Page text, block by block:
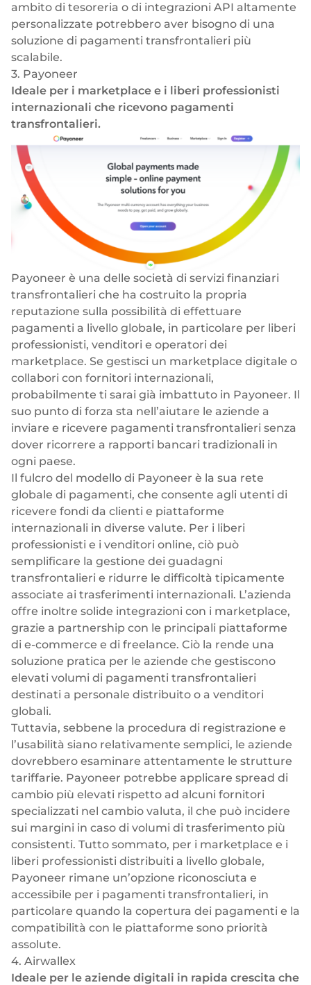
ambito di tesoreria o di integrazioni API altamente
personalizzate potrebbero aver bisogno di una
soluzione di pagamenti transfrontalieri più
scalabile.
3. Payoneer
Ideale per i marketplace e i liberi professionisti
internazionali che ricevono pagamenti
transfrontalieri.
Payoneer è una delle società di servizi finanziari
transfrontalieri che ha costruito la propria
reputazione sulla possibilità di effettuare
pagamenti a livello globale, in particolare per liberi
professionisti, venditori e operatori dei
marketplace. Se gestisci un marketplace digitale o
collabori con fornitori internazionali,
probabilmente ti sarai già imbattuto in Payoneer. Il
suo punto di forza sta nell’aiutare le aziende a
inviare e ricevere pagamenti transfrontalieri senza
dover ricorrere a rapporti bancari tradizionali in
ogni paese.
Il fulcro del modello di Payoneer è la sua rete
globale di pagamenti, che consente agli utenti di
ricevere fondi da clienti e piattaforme
internazionali in diverse valute. Per i liberi
professionisti e i venditori online, ciò può
semplificare la gestione dei guadagni
transfrontalieri e ridurre le difficoltà tipicamente
associate ai trasferimenti internazionali. L’azienda
offre inoltre solide integrazioni con i marketplace,
grazie a partnership con le principali piattaforme
di e-commerce e di freelance. Ciò la rende una
soluzione pratica per le aziende che gestiscono
elevati volumi di pagamenti transfrontalieri
destinati a personale distribuito o a venditori
globali.
Tuttavia, sebbene la procedura di registrazione e
l’usabilità siano relativamente semplici, le aziende
dovrebbero esaminare attentamente le strutture
tariffarie. Payoneer potrebbe applicare spread di
cambio più elevati rispetto ad alcuni fornitori
specializzati nel cambio valuta, il che può incidere
sui margini in caso di volumi di trasferimento più
consistenti. Tutto sommato, per i marketplace e i
liberi professionisti distribuiti a livello globale,
Payoneer rimane un’opzione riconosciuta e
accessibile per i pagamenti transfrontalieri, in
particolare quando la copertura dei pagamenti e la
compatibilità con le piattaforme sono priorità
assolute.
4. Airwallex
Ideale per le aziende digitali in rapida crescita che